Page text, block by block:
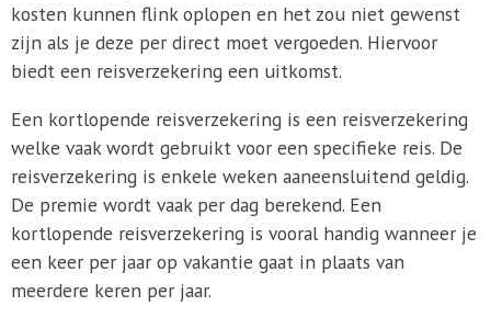
kosten kunnen flink oplopen en het zou niet gewenst
zijn als je deze per direct moet vergoeden. Hiervoor
biedt een reisverzekering een uitkomst.
Een kortlopende reisverzekering is een reisverzekering
welke vaak wordt gebruikt voor een specifieke reis. De
reisverzekering is enkele weken aaneensluitend geldig.
De premie wordt vaak per dag berekend. Een
kortlopende reisverzekering is vooral handig wanneer je
een keer per jaar op vakantie gaat in plaats van
meerdere keren per jaar.